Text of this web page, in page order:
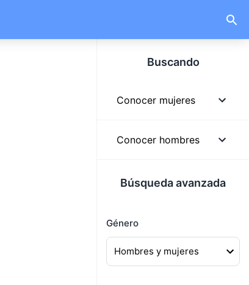
Buscando
Conocer mujeres
Mujeres lindas
Mujeres buscando
hombres
Mujeres buscando pareja
Conocer hombres
Hombres guapos
Hombres buscando
Búsqueda avanzada
Género